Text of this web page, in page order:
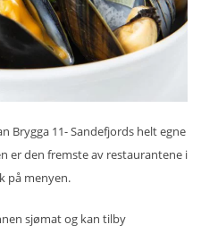
Brygga 11- Sandefjords helt egne
er den fremste av restaurantene i
på menyen.
sjømat og kan tilby